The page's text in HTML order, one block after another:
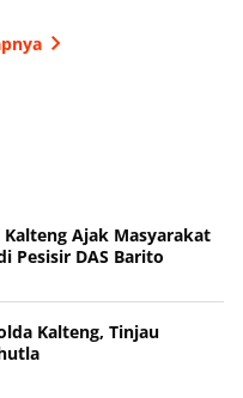
Ajak Masyarakat
Pesisir DAS Barito
Kalteng, Tinjau